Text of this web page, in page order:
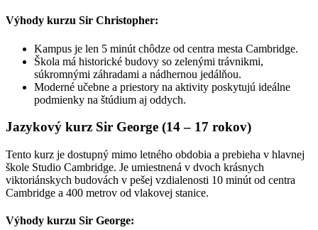
Výhody kurzu Sir Christopher:
Kampus je len 5 minút chôdze od centra mesta Cambridge.
Škola má historické budovy so zelenými trávnikmi,
súkromnými záhradami a nádhernou jedálňou.
Moderné učebne a priestory na aktivity poskytujú ideálne
podmienky na štúdium aj oddych.
Jazykový kurz Sir George (14 – 17 rokov)
Tento kurz je dostupný mimo letného obdobia a prebieha v hlavnej
škole Studio Cambridge. Je umiestnená v dvoch krásnych
viktoriánskych budovách v pešej vzdialenosti 10 minút od centra
Cambridge a 400 metrov od vlakovej stanice.
Výhody kurzu Sir George: